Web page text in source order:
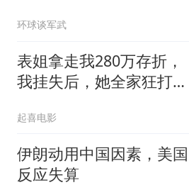
环球谈军武
表姐拿走我280万存折，
我挂失后，她全家狂打
起喜电影
伊朗动用中国因素，美国
反应失算